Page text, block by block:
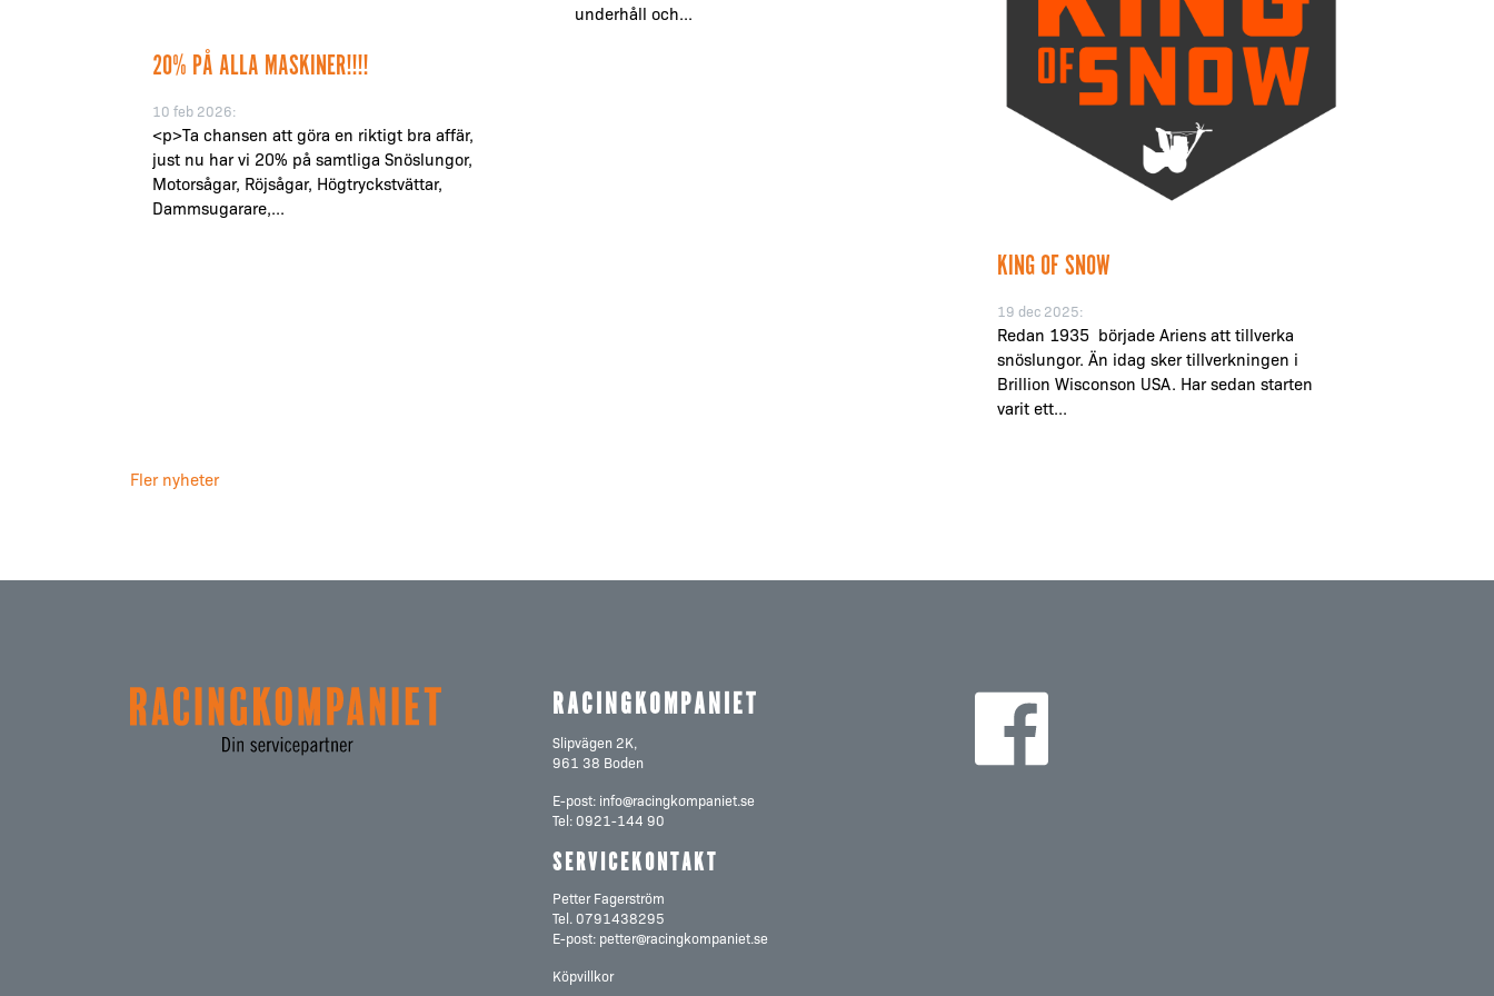
20% PÅ ALLA MASKINER!!!!
10 feb 2026:
<p>Ta chansen att göra en riktigt bra affär,
just nu har vi 20% på samtliga Snöslungor,
Motorsågar, Röjsågar, Högtryckstvättar,
Dammsugarare,...
underhåll och...
KING OF SNOW
19 dec 2025:
Redan 1935 började Ariens att tillverka
snöslungor. Än idag sker tillverkningen i
Brillion Wisconson USA. Har sedan starten
varit ett...
Fler nyheter
RACINGKOMPANIET
Slipvägen 2K,
961 38 Boden
E-post: info@racingkompaniet.se
Tel:0921-144 90
SERVICEKONTAKT
Petter Fagerström
Tel. 0791438295
E-post: petter@racingkompaniet.se
Köpvillkor